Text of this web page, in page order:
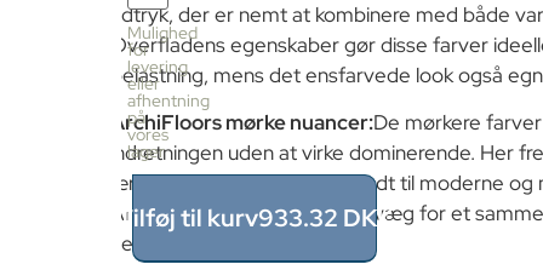
pr.
kasse
50
stk
≈
1.12m²
Pris
kasse
933.32
DKK
Mulighed
for
levering
eller
afhentning
på
vores
lager
Tilføj til kurv933.32 DKK
udtryk, der er nemt at kombinere med både
Overfladens egenskaber gør disse farver
belastning, mens det ensfarvede look også
ArchiFloors mørke nuancer:De mørkere
indretningen uden at virke dominerende. Her
ærlige udtryk, som passer godt til moderne og
Anvend fliserne på gulv eller væg for et
helhedsindtryk.